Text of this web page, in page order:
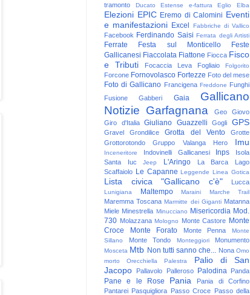
tramonto
Ducato Estense e-fattura Eglio Elba
Elezioni EPIC Eremo di Calomini Eventi
e manifestazioni Excel Fabbriche di Vallico
Facebook Ferdinando Saisi Ferrata degli Artisti
Ferrate Festa sul Monticello
Feste
Gallicanesi Fiaccolata Fiattone Fiocca Fisco
e Tributi
Focaccia Leva Fogliaio Folgorito
Forcone Fornovolasco Fortezze Foto del mese
Foto di Gallicano Francigena Freddone Funghi
Fusione
Gabberi Gaia
Gallicano
Notizie Garfagnana Geo
Giovo
Giro d'Italia
Giuliano Guazzelli Gogli GPS
Gravel Grondilice Grotta del Vento
Grotte
Grottorotondo
Gruppo Valanga Hero Imu
Inceneritore Indovinelli Gallicanesi Inps
Isola
Santa
Iuc Jeep L'Aringo La Barca
Lago
Scaffaiolo Le Capanne Leggende Linea Gotica
Lista civica "Gallicano c'è" Lucca
Lunigiana Maltempo Maraini Marche Trail
Maremma Toscana Marmitte dei Giganti Matanna
Miele Minestrella Minucciano Misericordia Mod.
730 Molazzana Mologno Monte Castore Monte
Croce
Monte Forato Monte Penna
Monte
Sillano
Monte Tondo Monteggiori Monumento
Mosceta Mtb Non tutti sanno che... Nona Omo
morto
Orecchiella Palestra
Palio di San
Jacopo
Pallavolo Palleroso Palodina Panda
Pane e le Rose Pania
Pania di Corfino
Pantarei Pasquigliora Passo Croce Passo della